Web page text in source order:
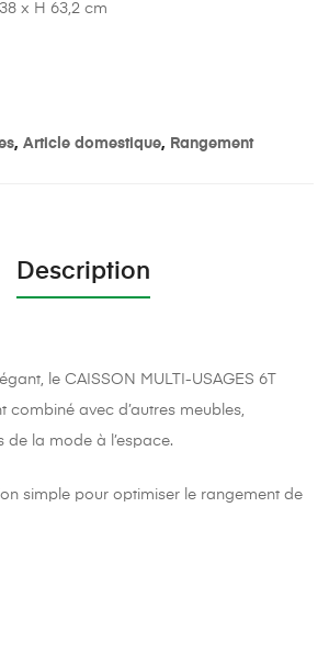
x H 63,2 cm
, Article domestique, Rangement
Description
le CAISSON MULTI-USAGES 6T
combiné avec d’autres meubles,
de la mode à l’espace.
simple pour optimiser le rangement de